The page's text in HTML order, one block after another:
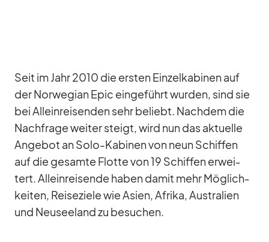
Seit im Jahr 2010 die ers­ten Ein­zel­ka­bi­nen auf
der Nor­we­gian Epic ein­ge­führt wur­den, sind sie
bei Al­lein­rei­sen­den sehr be­liebt. Nach­dem die
Nach­frage wei­ter steigt, wird nun das ak­tu­elle
An­ge­bot an Solo-Ka­bi­nen von neun Schif­fen
auf die ge­samte Flotte von 19 Schif­fen er­wei­
tert. Al­lein­rei­sende ha­ben da­mit mehr Mög­lich­
kei­ten, Rei­se­ziele wie Asien, Afrika, Aus­tra­lien
und Neu­see­land zu be­su­chen.